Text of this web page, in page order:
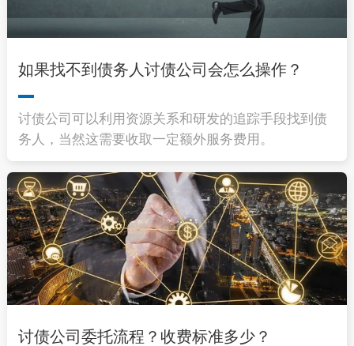
如果找不到债务人讨债公司会怎么操作？
讨债公司可以利用资源关系和研发的追踪手段找到债
务人，当然这需要收取一定额外服务费用。
讨债公司委托流程？收费标准多少？